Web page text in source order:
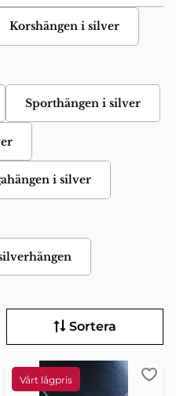
Korshängen i silver
Sporthängen i silver
i silver
Sortera
till i favoriter